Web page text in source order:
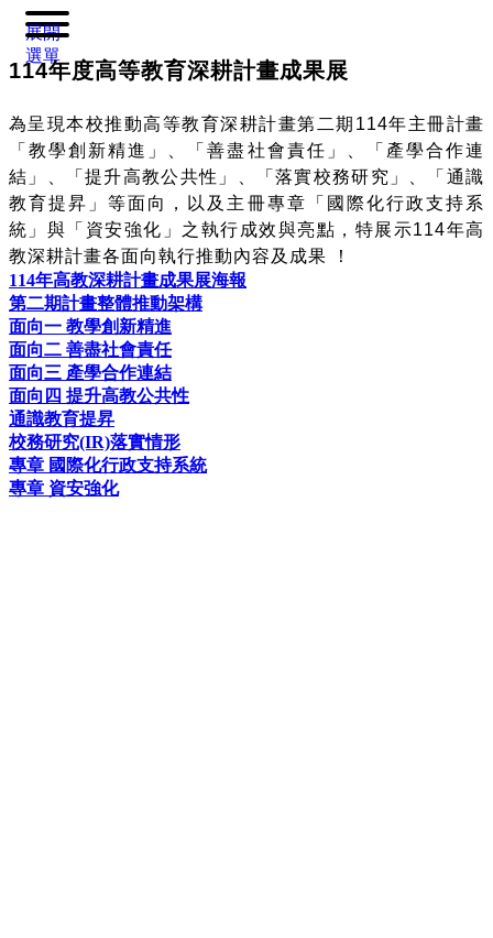
展開
選單
114年度高等教育深耕計畫成果展
為呈現本校推動高等教育深耕計畫第二期114年主冊計畫
「教學創新精進」、「善盡社會責任」、「產學合作連
結」、「提升高教公共性」、「落實校務研究」、「通識
教育提昇」等面向，以及主冊專章「國際化行政支持系
統」與「資安強化」之執行成效與亮點，特展示114年高
教深耕計畫各面向執行推動內容及成果 ！
114年高教深耕計畫成果展海報
第二期計畫整體推動架構
面向一 教學創新精進
面向二 善盡社會責任
面向三 產學合作連結
面向四 提升高教公共性
通識教育提昇
校務研究(IR)落實情形
專章 國際化行政支持系統
專章 資安強化